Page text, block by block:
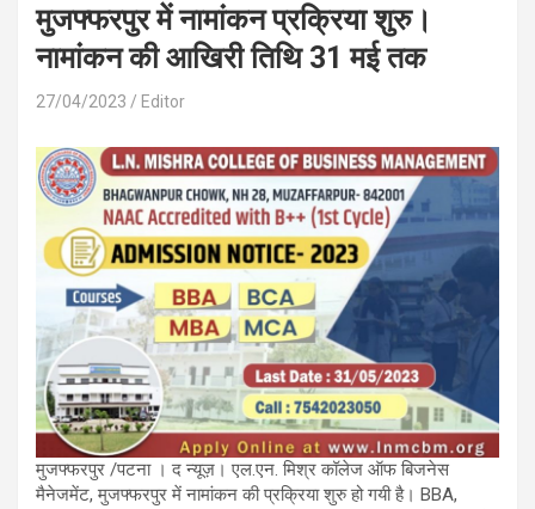
मुजफ्फरपुर में नामांकन प्रक्रिया शुरु।
नामांकन की आखिरी तिथि 31 मई तक
27/04/2023 Editor
मुजफ्फरपुर /पटना । द न्यूज़। एल.एन. मिश्र कॉलेज ऑफ बिजनेस
मैनेजमेंट, मुजफ्फरपुर में नामांकन की प्रक्रिया शुरु हो गयी है। BBA,